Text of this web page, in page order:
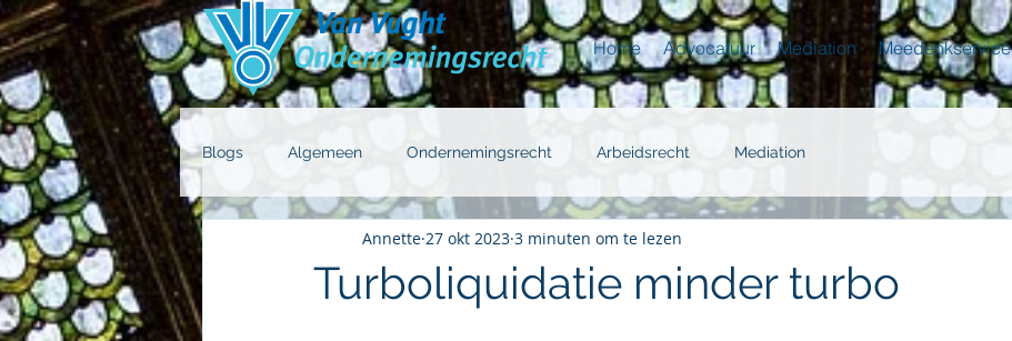
Home Advocatuur Mediation Meedenkservice
Blogs Algemeen Ondernemingsrecht Arbeidsrecht Mediation
Turboliquidatie minder turbo
Annette 27 okt 2023 3 minuten om te lezen